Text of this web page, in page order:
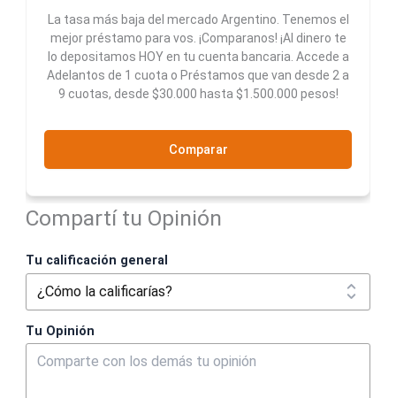
La tasa más baja del mercado Argentino. Tenemos el
mejor préstamo para vos. ¡Comparanos! ¡Al dinero te
lo depositamos HOY en tu cuenta bancaria. Accede a
Adelantos de 1 cuota o Préstamos que van desde 2 a
9 cuotas, desde $30.000 hasta $1.500.000 pesos!
Comparar
Compartí tu Opinión
Tu calificación general
Tu Opinión